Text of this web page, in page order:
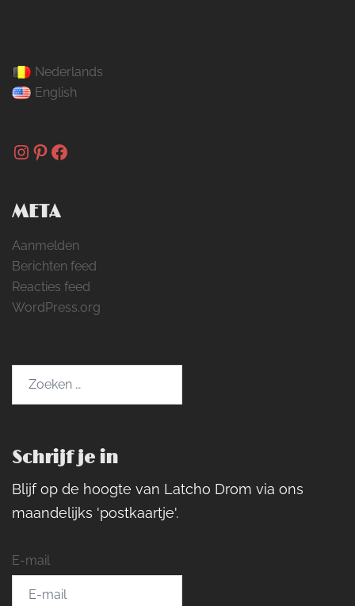
Nederlands
English
Instagram
Pinterest
Facebook
META
Aanmelden
Berichten feed
Reacties feed
WordPress.org
Schrijf je in
Blijf op de hoogte van Latcho Drom via ons
maandelijks 'postkaartje'.
E-mail